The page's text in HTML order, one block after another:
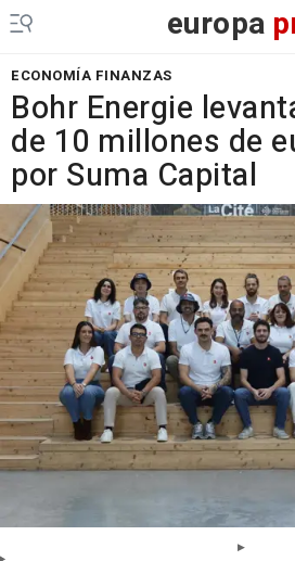
europa
ECONOMÍA FINANZAS
Bohr Energie
de 10 millones de
por Suma Capital